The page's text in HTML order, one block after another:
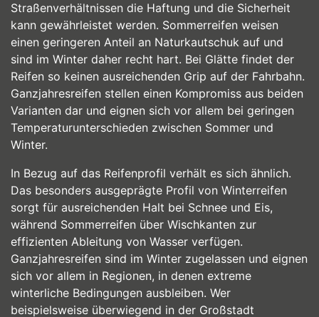
Straßenverhältnissen die Haftung und die Sicherheit
kann gewährleistet werden. Sommerreifen weisen
einen geringeren Anteil an Naturkautschuk auf und
sind im Winter daher recht hart. Bei Glätte findet der
Reifen so keinen ausreichenden Grip auf der Fahrbahn.
Ganzjahresreifen stellen einen Kompromiss aus beiden
Varianten dar und eignen sich vor allem bei geringen
Temperaturunterschieden zwischen Sommer und
Winter.
In Bezug auf das Reifenprofil verhält es sich ähnlich.
Das besonders ausgeprägte Profil von Winterreifen
sorgt für ausreichenden Halt bei Schnee und Eis,
während Sommerreifen über Wischkanten zur
effizienten Ableitung von Wasser verfügen.
Ganzjahresreifen sind im Winter zugelassen und eignen
sich vor allem in Regionen, in denen extreme
winterliche Bedingungen ausbleiben. Wer
beispielsweise überwiegend in der Großstadt